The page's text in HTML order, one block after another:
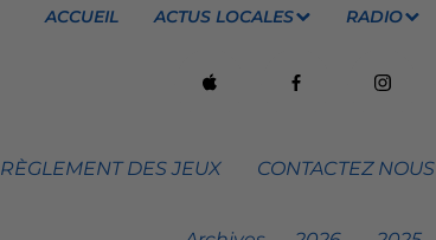
ACCUEIL ACTUS LOCALES RADIO
RÈGLEMENT DES JEUX CONTACTEZ NOUS